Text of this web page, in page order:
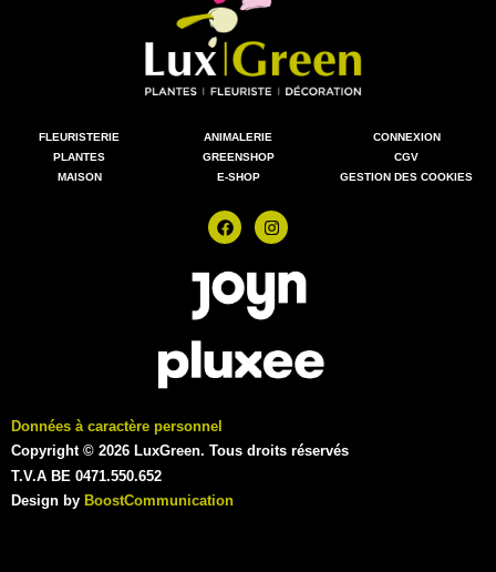
FLEURISTERIE
PLANTES
MAISON
ANIMALERIE
GREENSHOP
E-SHOP
CONNEXION
CGV
GESTION DES COOKIES
Données à caractère personnel
Copyright © 2026 LuxGreen. Tous droits réservés
T.V.A BE 0471.550.652
Design by BoostCommunication